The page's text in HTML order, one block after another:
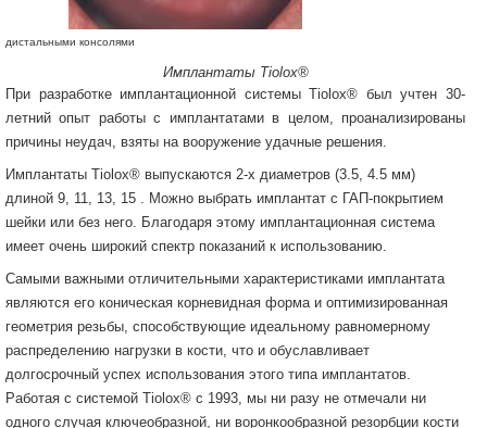
дистальными консолями
Имплантаты Tiolox®
При разработке имплантационной системы Tiolox® был учтен 30-
летний опыт работы с имплантатами в целом, проанализированы
причины неудач, взяты на вооружение удачные решения.
Имплантаты Tiolox® выпускаются 2-х диаметров (3.5, 4.5 мм)
длиной 9, 11, 13, 15 . Можно выбрать имплантат с ГАП-покрытием
шейки или без него. Благодаря этому имплантационная система
имеет очень широкий спектр показаний к использованию.
Самыми важными отличительными характеристиками имплантата
являются его коническая корневидная форма и оптимизированная
геометрия резьбы, способствующие идеальному равномерному
распределению нагрузки в кости, что и обуславливает
долгосрочный успех использования этого типа имплантатов.
Работая с системой Tiolox® с 1993, мы ни разу не отмечали ни
одного случая ключеобразной, ни воронкообразной резорбции кости